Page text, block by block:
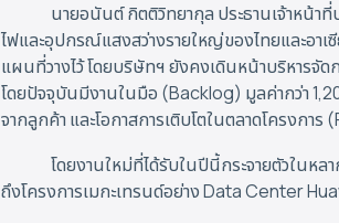
นายอนันต์ กิตติวิทยากุล ประธานเจ้าหน้า
ไฟและอุปกรณ์แสงสว่างรายใหญ่ของไทยและอา
แผนที่วางไว้ โดยบริษัทฯ ยังคงเดินหน้าบริหารจั
โดยปัจจุบันมีงานในมือ (Backlog) มูลค่ากว่า
จากลูกค้า และโอกาสการเติบโตในตลาดโครงกา
โดยงานใหม่ที่ได้รับในปีนี้กระจายตัวในห
ถึงโครงการเมกะเทรนด์อย่าง Data Center